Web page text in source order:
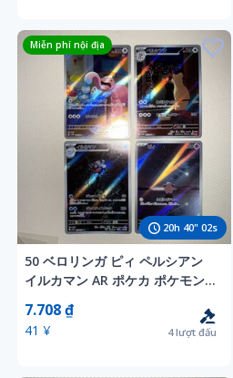
20h 40"00s
Miễn phí nội địa
50 ベロリンガ ピィ ペルシアン
イルカマン AR ポケカ ポケモン
カード 25th 151
7.708 ₫
41 ¥ 4lượt đấu